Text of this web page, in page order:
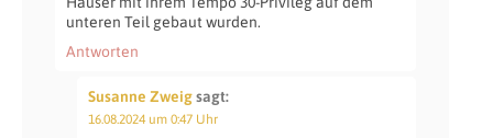
unteren Teil gebaut wurden.
Antworten
Susanne Zweigsagt:
16.08.2024 um 0:47 Uhr